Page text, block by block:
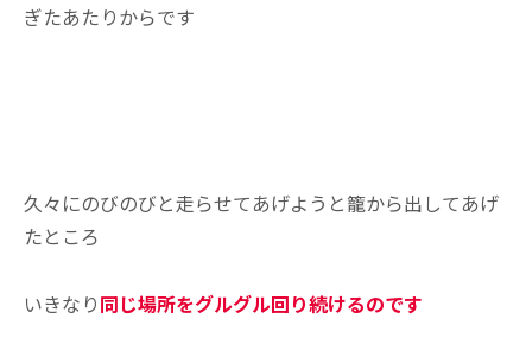
ぎたあたりからです
久々にのびのびと走らせてあげようと籠から出してあげ
たところ
いきなり同じ場所をグルグル回り続けるのです